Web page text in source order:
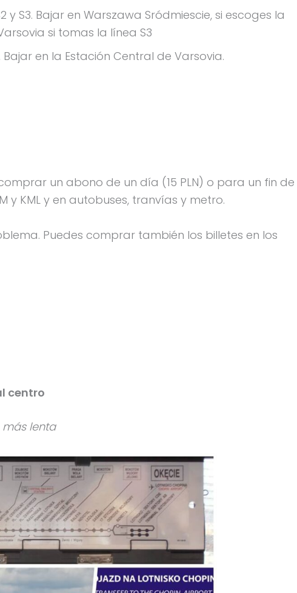
y S3. Bajar en Warszawa Sródmiescie, si escoges la
si tomas la línea S3
Bajar en la Estación Central de Varsovia.
un abono de un día (15 PLN) o para un fin de
y KML y en autobuses, tranvías y metro.
Puedes comprar también los billetes en los
centro
lenta